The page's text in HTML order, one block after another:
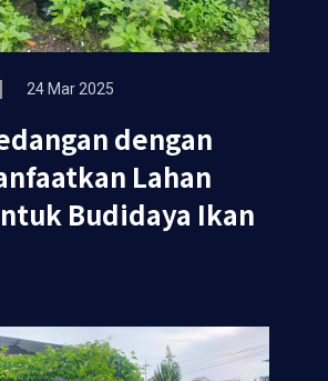
24 Mar 2025
dengan
Lahan
Budidaya Ikan